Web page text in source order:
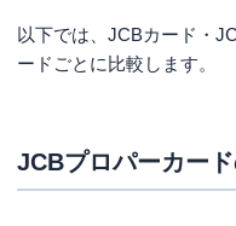
以下では、JCBカード・
ードごとに比較します。
JCBプロパーカー